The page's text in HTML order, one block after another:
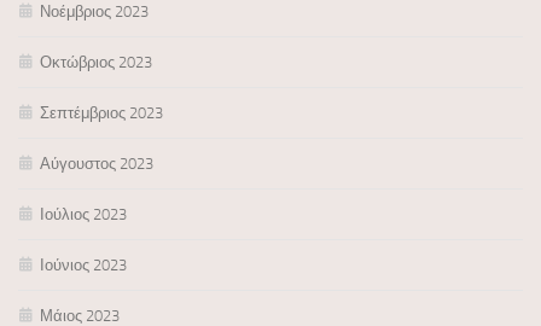
Νοέμβριος 2023
Οκτώβριος 2023
Σεπτέμβριος 2023
Αύγουστος 2023
Ιούλιος 2023
Ιούνιος 2023
Μάιος 2023